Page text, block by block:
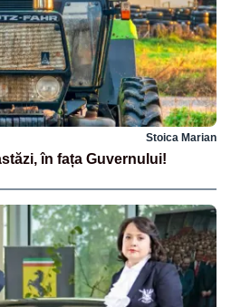
Stoica Marian
în fața Guvernului!